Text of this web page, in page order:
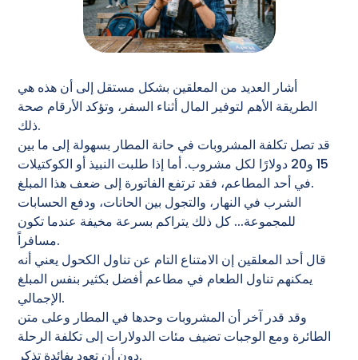
أشار العديد من المعلقين بشكل مستقل إلى أن هذه هي
الطريقة الأهم لتوفير المال أثناء السفر، وتؤكد الأرقام صحة
ذلك.
قد تصل تكلفة المشروبات في حانة المطار بسهولة إلى ما بين
15 و20 دولارًا لكل مشروب. أما إذا طلبت النبيذ أو الكوكتيلات
في أحد المطاعم، فقد ترتفع الفاتورة إلى ضعف هذا المبلغ.
الشرب في النهار، والتجول بين الحانات، ودفع الحسابات
للمجموعة... كل ذلك يتراكم بسرعة مخيفة عندما تكون
مسافراً.
قال أحد المعلقين إن الامتناع التام عن تناول الكحول يعني أنه
يمكنهم تناول الطعام في مطاعم أفضل بكثير بنفس المبلغ
الإجمالي.
وقد قدر آخر أن المشروبات وحدها في المطار وعلى متن
الطائرة ومع الوجبات تضيف مئات الدولارات إلى تكلفة الرحلة
دون أن تعود بفائدة تذكر.